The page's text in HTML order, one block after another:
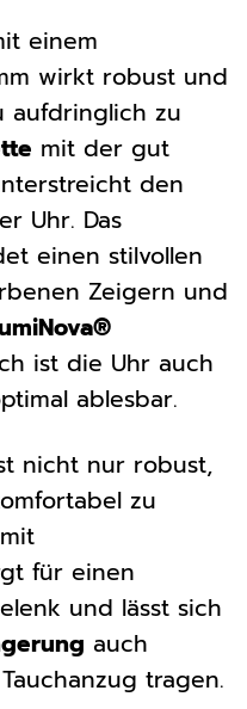
einem
wirkt robust und
aufdringlich zu
mit der gut
den
Uhr. Das
einen stilvollen
Zeigern und
ist die Uhr auch
ablesbar.
nicht nur robust,
zu
mit
für einen
und lässt sich
auch
tragen.